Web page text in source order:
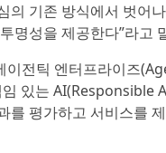
의 기존 방식에서 벗어
명성을 제공한다”라고
이전틱 엔터프라이즈
있는 AI(Responsible
를 평가하고 서비스를